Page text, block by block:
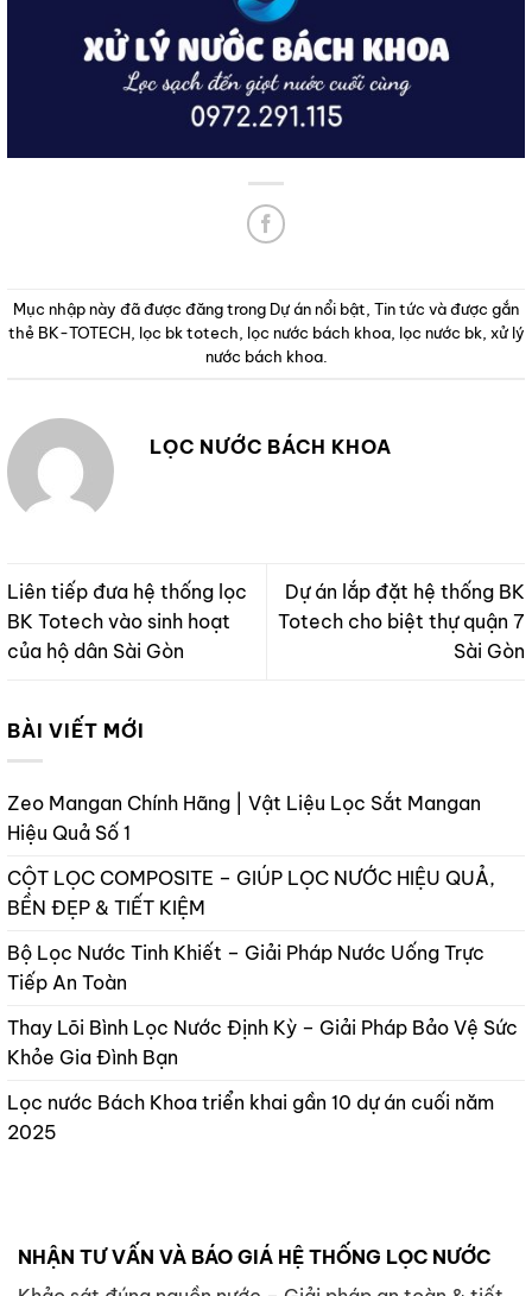
Mục nhập này đã được đăng trong Dự án nổi bật Tin tức và được gắn
thẻ BK-TOTECH, lọc bk totech lọc nước bách khoa, lọc nước bk, xử lý
nước bách khoa.
LỌC NƯỚC BÁCH KHOA
Liên tiếp đưa hệ thống lọc
BK Totech vào sinh hoạt
của hộ dân Sài Gòn
Dự án lắp đặt hệ thống BK
Totech cho biệt thự quận 7
Sài Gòn
BÀI VIẾT MỚI
Zeo Mangan Chính Hãng | Vật Liệu Lọc Sắt Mangan
Hiệu Quả Số 1
CỘT LỌC COMPOSITE – GIÚP LỌC NƯỚC HIỆU QUẢ,
BỀN ĐẸP & TIẾT KIỆM
Bộ Lọc Nước Tinh Khiết – Giải Pháp Nước Uống Trực
Tiếp An Toàn
Thay Lõi Bình Lọc Nước Định Kỳ – Giải Pháp Bảo Vệ Sức
Khỏe Gia Đình Bạn
Lọc nước Bách Khoa triển khai gần 10 dự án cuối năm
2025
NHẬN TƯ VẤN VÀ BÁO GIÁ HỆ THỐNG LỌC NƯỚC